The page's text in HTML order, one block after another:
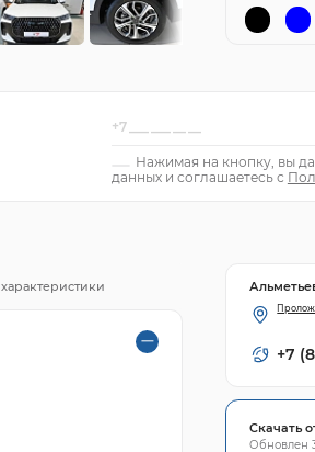
Нажимая на кнопку, вы
данных и соглашаетесь с
+7
Скачать
Обновлен